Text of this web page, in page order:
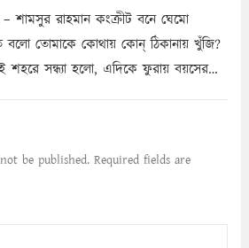
– শামসুর রাহমান কংক্রীট বনে ঘেমো
বলো তোমাকে কোথায় কোন্‌ ঠিকানায় খুঁজি?
শহরে সন্ধ্যা হলো, এদিকে ফুরায় বয়সের
সখ্য গড়ে, তোমার গহন ঊর্মিল যৌবন
be published. Required fields are